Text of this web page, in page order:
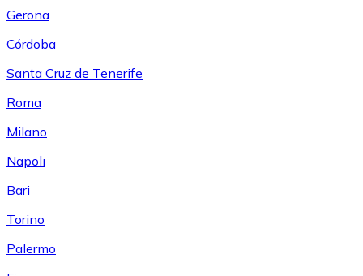
Gerona
Córdoba
Santa Cruz de Tenerife
Roma
Milano
Napoli
Bari
Torino
Palermo